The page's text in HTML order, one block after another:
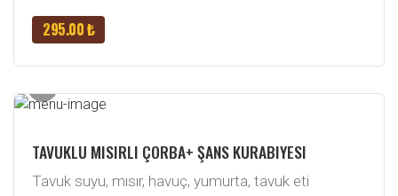
295.00 ₺
TAVUKLU MISIRLI ÇORBA+ ŞANS KURABIYESI
Tavuk suyu, mısır, havuç, yumurta, tavuk eti